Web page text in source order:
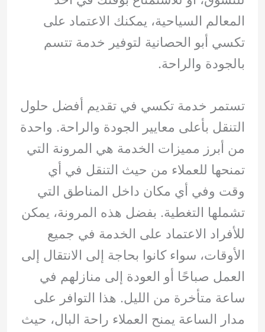
المعالم السياحية، يمكنك الاعتماد على
تكسي أبو الحصانية لتوفير خدمة تتسم
بالجودة والراحة.
تستمر خدمة تكسي في تقديم أفضل حلول
التنقل بأعلى معايير الجودة والراحة. واحدة
من أبرز مميزات الخدمة هي المرونة التي
تمنحها للعملاء من حيث التنقل في أي
وقت وفي أي مكان داخل المناطق التي
تشملها التغطية. بفضل هذه المرونة، يمكن
للأفراد الاعتماد على الخدمة في جميع
الأوقات، سواء كانوا بحاجة إلى الانتقال إلى
العمل صباحًا أو العودة إلى منازلهم في
ساعة متأخرة من الليل. هذا التوافر على
مدار الساعة يمنح العملاء راحة البال، حيث